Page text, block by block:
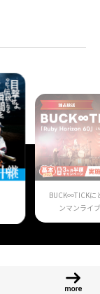
BUCK∞TICKに
ンマンライ